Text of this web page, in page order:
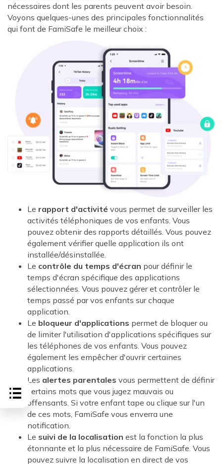
nécessaires dont les parents peuvent avoir besoin.
Voyons quelques-unes des principales fonctionnalités
qui font de FamiSafe le meilleur choix :
Le rapport d'activité vous permet de surveiller les
activités téléphoniques de vos enfants. Vous
pouvez obtenir des rapports détaillés. Vous pouvez
également vérifier quelle application ils ont
installée/désinstallée.
Le contrôle du temps d'écran pour définir le
temps d'écran spécifique des applications
sélectionnées. Vous pouvez gérer et contrôler le
temps passé par vos enfants sur chaque
application.
Le bloqueur d'applications permet de bloquer ou
de limiter l'utilisation d'applications spécifiques sur
les téléphones de vos enfants. Vous pouvez
également les empêcher d'ouvrir certaines
applications.
Les alertes parentales vous permettent de définir
certains mots que vous jugez mauvais ou
offensants. Si votre enfant tape ou clique sur l'un
de ces mots, FamiSafe vous enverra une
notification.
Le suivi de la localisation est la fonction la plus
étonnante et la plus nécessaire de FamiSafe. Vous
pouvez suivre la localisation en direct de vos